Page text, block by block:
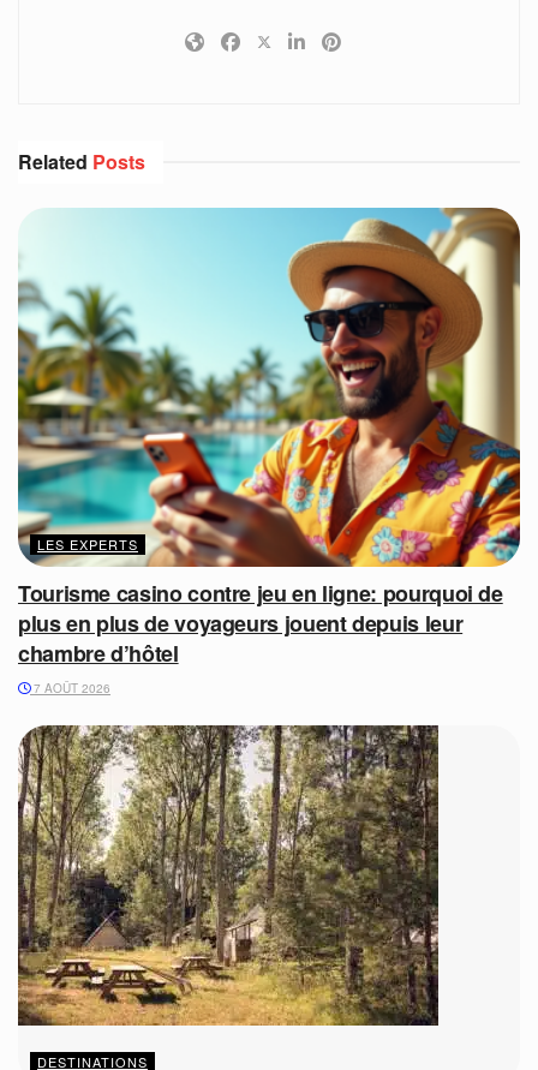
Related Posts
LES EXPERTS
Tourisme casino contre jeu en ligne: pourquoi de
plus en plus de voyageurs jouent depuis leur
chambre d’hôtel
7 AOÛT 2026
DESTINATIONS